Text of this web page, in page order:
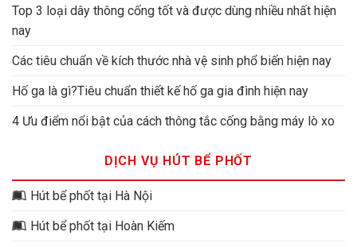
Top 3 loại dây thông cống tốt và được dùng nhiều nhất hiện
nay
Các tiêu chuẩn về kích thước nhà vệ sinh phổ biến hiện nay
Hố ga là gì?Tiêu chuẩn thiết kế hố ga gia đình hiện nay
4 Ưu điểm nổi bật của cách thông tắc cống bằng máy lò xo
DỊCH VỤ HÚT BỂ PHỐT
Hút bể phốt tại Hà Nội
Hút bể phốt tại Hoàn Kiếm